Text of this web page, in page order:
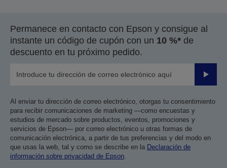
Permanece en contacto con Epson y consigue al
instante un código de cupón con un 10 %* de
descuento en tu próximo pedido.
Enviar
Al enviar tu dirección de correo electrónico, otorgas tu consentimiento
para recibir comunicaciones de marketing —como encuestas y
estudios de mercado sobre productos, eventos, promociones y
servicios de Epson— por correo electrónico u otras formas de
comunicación electrónica, a partir de tus preferencias y del modo en
que usas la web, tal y como se describe en la Declaración de
información sobre privacidad de Epson.